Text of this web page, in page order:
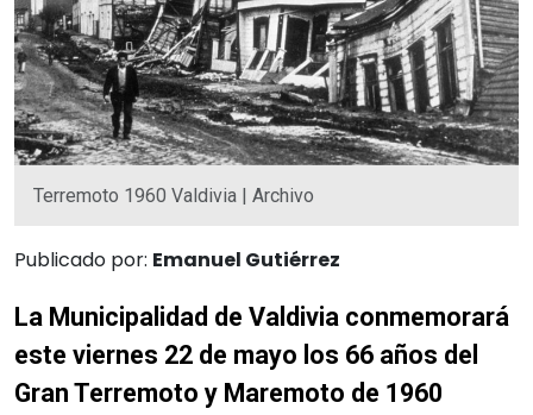
Terremoto 1960 Valdivia | Archivo
Publicado por: Emanuel Gutiérrez
La Municipalidad de Valdivia conmemorará
este viernes 22 de mayo los 66 años del
Gran Terremoto y Maremoto de 1960